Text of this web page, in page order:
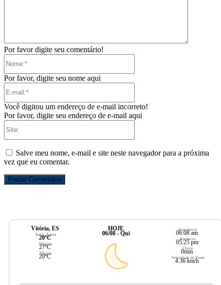
Por favor digite seu comentário!
Por favor, digite seu nome aqui
Você digitou um endereço de e-mail incorreto!
Por favor, digite seu endereço de e-mail aqui
Salve meu nome, e-mail e site neste navegador para a próxima
vez que eu comentar.
Vitória, ES
Temp. Agora
20ºC
Máxima
27ºC
Mínima
20ºC
HOJE
06/08 - Qui
Amanhecer
06:08 am
Anoitecer
05:25 pm
Chuva
0mm
Velocidade do Vento
4.36 km/h